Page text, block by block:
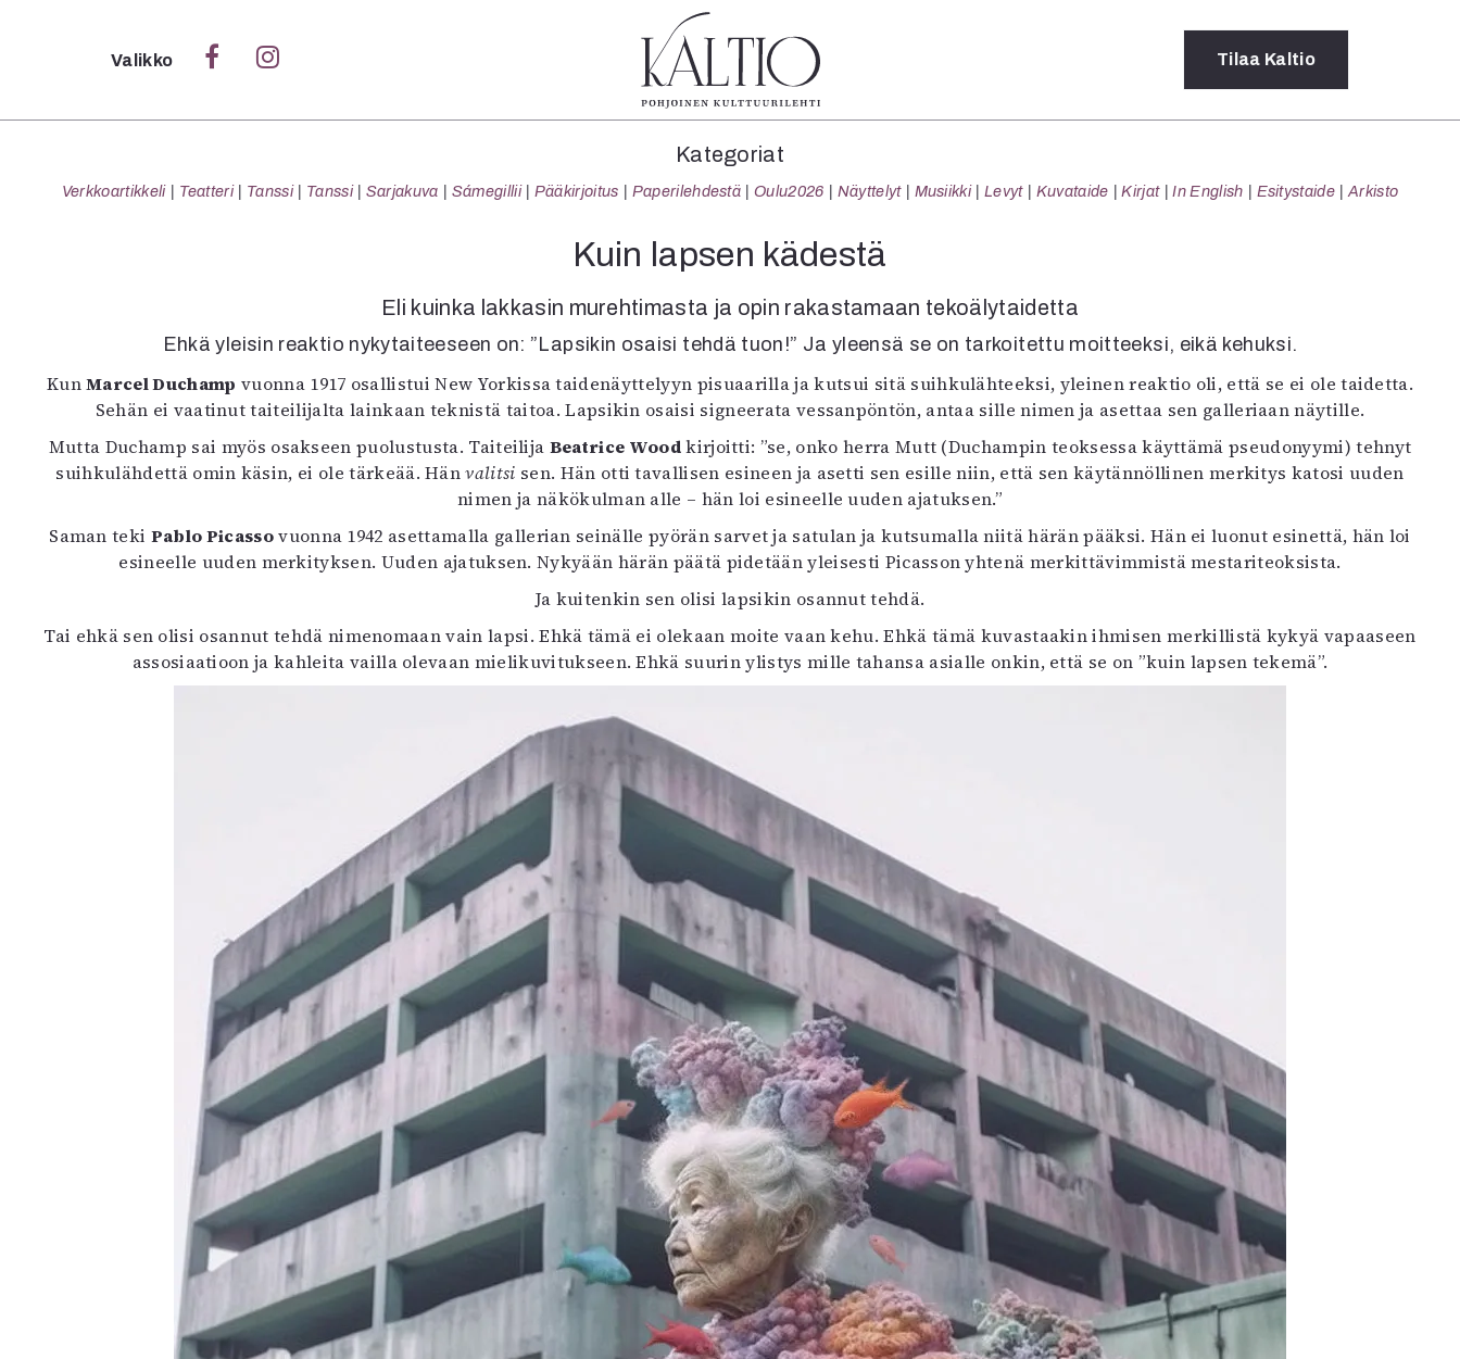
Sulje
Verkkoartikkeli
Sarjakuva
Sámegillii
Pääkirjoitus
Paperilehdestä
Oulu2026
Näyttelyt
Musiikki
Levyt
Kuvataide
Kirjat
In English
Esitystaide
Arkisto
Lehdet
4/2026
6/2025
5/2025 saame
5/2025
Lehtiarkisto
Tilaus ja
Mediatiedot
Kaltio ry
Valikko Tilaa Kaltio
Kategoriat
Verkkoartikkeli Teatteri Tanssi Tanssi Sarjakuva Sámegillii Pääkirjoitus Paperilehdestä Oulu2026 Näyttelyt Musiikki Levyt Kuvataide Kirjat In English Esitystaide Arkisto
Kuin lapsen kädestä
Eli kuinka lakkasin murehtimasta ja opin rakastamaan tekoälytaidetta
Ehkä yleisin reaktio nykytaiteeseen on: ”Lapsikin osaisi tehdä tuon!” Ja yleensä se on tarkoitettu moitteeksi, eikä kehuksi.
KunMarcel Duchamp vuonna 1917 osallistui New Yorkissa taidenäyttelyyn pisuaarilla ja kutsui sitä suihkulähteeksi, yleinen reaktio oli, että se ei ole taidetta.
Sehän ei vaatinut taiteilijalta lainkaan teknistä taitoa. Lapsikin osaisi signeerata vessanpöntön, antaa sille nimen ja asettaa sen galleriaan näytille.
Mutta Duchamp sai myös osakseen puolustusta. Taiteilija Beatrice Woodkirjoitti: ”se, onko herra Mutt (Duchampin teoksessa käyttämä pseudonyymi) tehnyt
suihkulähdettä omin käsin, ei ole tärkeää. Hänvalitsi sen. Hän otti tavallisen esineen ja asetti sen esille niin, että sen käytännöllinen merkitys katosi uuden
nimen ja näkökulman alle – hän loi esineelle uuden ajatuksen.”
Saman teki Pablo Picassovuonna 1942 asettamalla gallerian seinälle pyörän sarvet ja satulan ja kutsumalla niitä härän pääksi. Hän ei luonut esinettä, hän loi
esineelle uuden merkityksen. Uuden ajatuksen. Nykyään härän päätä pidetään yleisesti Picasson yhtenä merkittävimmistä mestariteoksista.
Ja kuitenkin sen olisi lapsikin osannut tehdä.
Tai ehkä sen olisi osannut tehdä nimenomaan vain lapsi. Ehkä tämä ei olekaan moite vaan kehu. Ehkä tämä kuvastaakin ihmisen merkillistä kykyä vapaaseen
assosiaatioon ja kahleita vailla olevaan mielikuvitukseen. Ehkä suurin ylistys mille tahansa asialle onkin, että se on ”kuin lapsen tekemä”.